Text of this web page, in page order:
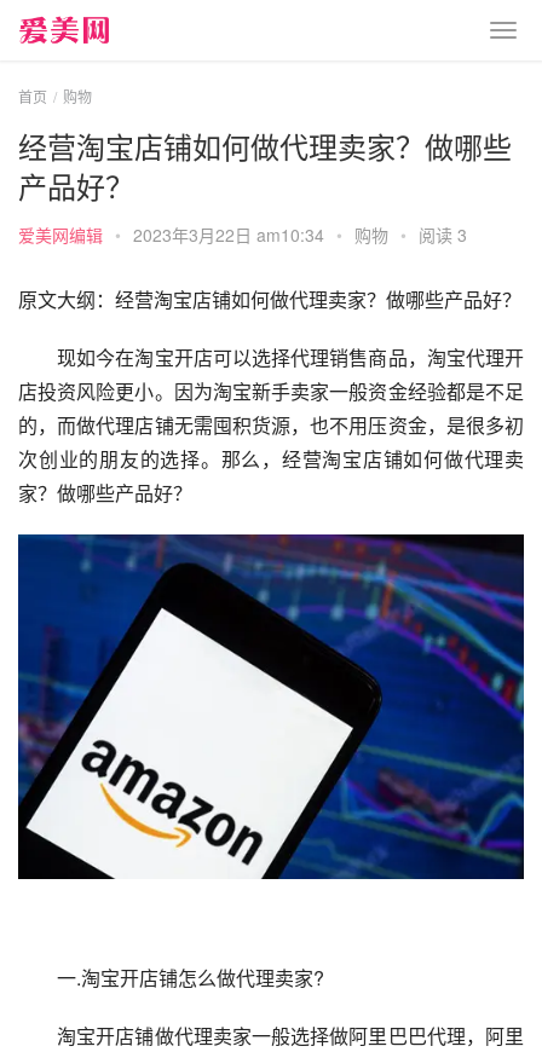
首页 购物
经营淘宝店铺如何做代理卖家？做哪些
产品好？
爱美网编辑 • 2023年3月22日 am10:34 • 购物 • 阅读 3
原文大纲：经营淘宝店铺如何做代理卖家？做哪些产品好？
现如今在淘宝开店可以选择代理销售商品，淘宝代理开
店投资风险更小。因为淘宝新手卖家一般资金经验都是不足
的，而做代理店铺无需囤积货源，也不用压资金，是很多初
次创业的朋友的选择。那么，经营淘宝店铺如何做代理卖
家？做哪些产品好？
一.淘宝开店铺怎么做代理卖家?
淘宝开店铺做代理卖家一般选择做阿里巴巴代理，阿里